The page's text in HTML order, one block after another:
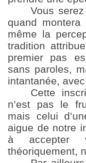
Vous
quand
même la
tradition
premier pas
sans paroles,
intantanée, avec
Cette
n’est pas le
mais celui
aigue de notre
à accepter
théoriquement,